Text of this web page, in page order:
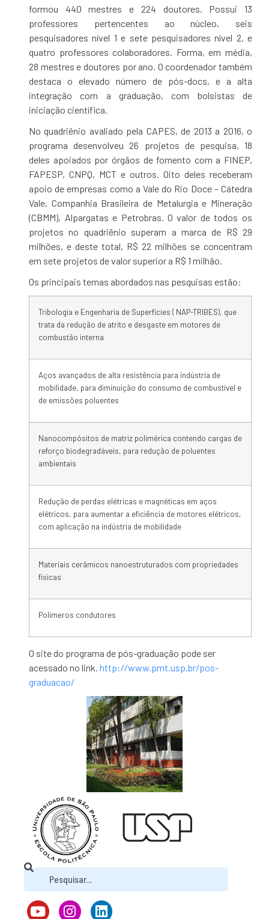
formou 440 mestres e 224 doutores. Possui 13
professores pertencentes ao núcleo, seis
pesquisadores nível 1 e sete pesquisadores nível 2, e
quatro professores colaboradores. Forma, em média,
28 mestres e doutores por ano. O coordenador também
destaca o elevado número de pós-docs, e a alta
integração com a graduação, com bolsistas de
iniciação científica.
No quadriênio avaliado pela CAPES, de 2013 a 2016, o
programa desenvolveu 26 projetos de pesquisa, 18
deles apoiados por órgãos de fomento com a FINEP,
FAPESP, CNPQ, MCT e outros. Oito deles receberam
apoio de empresas como a Vale do Rio Doce – Cátedra
Vale, Companhia Brasileira de Metalurgia e Mineração
(CBMM), Alpargatas e Petrobras. O valor de todos os
projetos no quadriênio superam a marca de R$ 29
milhões, e deste total, R$ 22 milhões se concentram
em sete projetos de valor superior a R$ 1 milhão.
Os principais temas abordados nas pesquisas estão:
Tribologia e Engenharia de Superfícies ( NAP-TRIBES), que
trata da redução de atrito e desgaste em motores de
combustão interna
Aços avançados de alta resistência para indústria de
mobilidade, para diminuição do consumo de combustível e
de emissões poluentes
Nanocompósitos de matriz polimérica contendo cargas de
reforço biodegradáveis, para redução de poluentes
ambientais
Redução de perdas elétricas e magnéticas em aços
elétricos, para aumentar a eficiência de motores elétricos,
com aplicação na indústria de mobilidade
Materiais cerâmicos nanoestruturados com propriedades
físicas
Polímeros condutores
O site do programa de pós-graduação pode ser
acessado no link.http://www.pmt.usp.br/pos-
graduacao/